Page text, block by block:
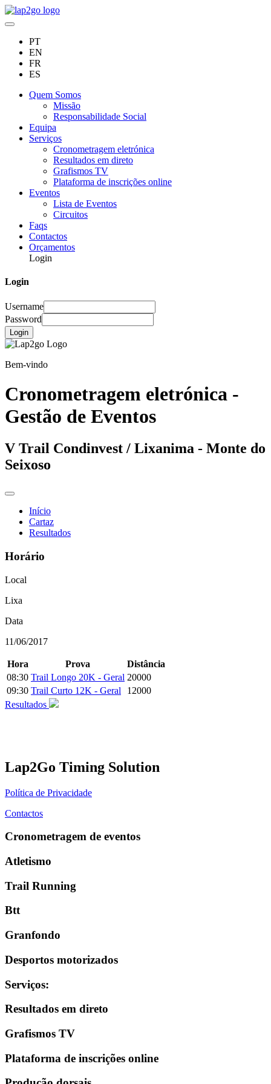
PT
EN
FR
ES
Quem Somos
Missão
Responsabilidade Social
Equipa
Serviços
Cronometragem eletrónica
Resultados em direto
Grafismos TV
Plataforma de inscrições online
Eventos
Lista de Eventos
Circuitos
Faqs
Contactos
Orçamentos
Login
Login
Username
Password
Login
Bem-vindo
Cronometragem eletrónica -
Gestão de Eventos
V Trail Condinvest / Lixanima - Monte do
Seixoso
Início
Cartaz
Resultados
Horário
Local
Lixa
Data
11/06/2017
Hora Prova
Distância
08:30 Trail Longo 20K - Geral 20000
09:30 Trail Curto 12K - Geral
12000
Resultados
Lap2Go Timing Solution
Política de Privacidade
Contactos
Cronometragem de eventos
Atletismo
Trail Running
Btt
Granfondo
Desportos motorizados
Serviços:
Resultados em direto
Grafismos TV
Plataforma de inscrições online